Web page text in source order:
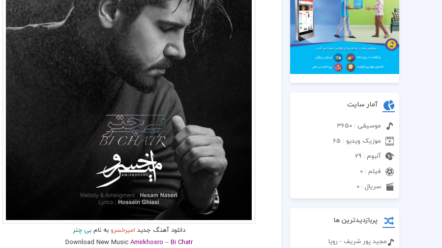
آمار سایت
موسیقی : 3650
موزیک ویدیو : 65
آلبوم : 29
فیلم : 0
سریال : 0
پربازدیدترین ها
مجید پور شریف - رویا
دانلود آهنگ جدید امیرخسرو به نامبی چتر
Download New MusicAmirkhosro –Bi Chatr